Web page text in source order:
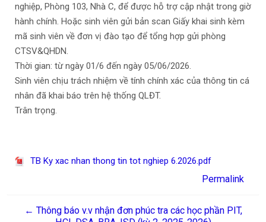
nghiệp, Phòng 103, Nhà C, để được hỗ trợ cập nhật trong giờ
hành chính. Hoặc sinh viên gửi bản scan Giấy khai sinh kèm
mã sinh viên về đơn vị đào tạo để tổng hợp gửi phòng
CTSV&QHDN.
Thời gian: từ ngày 01/6 đến ngày 05/06/2026.
Sinh viên chịu trách nhiệm về tính chính xác của thông tin cá
nhân đã khai báo trên hệ thống QLĐT.
Trân trọng.
TB Ky xac nhan thong tin tot nghiep 6.2026.pdf
Permalink
← Thông báo v.v nhận đơn phúc tra các học phần PIT,